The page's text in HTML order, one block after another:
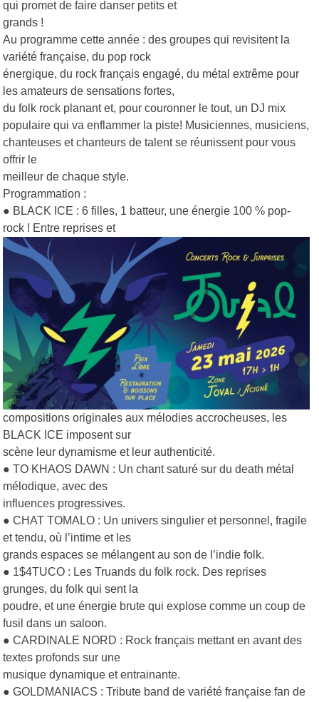
qui promet de faire danser petits et
grands !
Au programme cette année : des groupes qui revisitent la
variété française, du pop rock
énergique, du rock français engagé, du métal extrême pour
les amateurs de sensations fortes,
du folk rock planant et, pour couronner le tout, un DJ mix
populaire qui va enflammer la piste! Musiciennes, musiciens,
chanteuses et chanteurs de talent se réunissent pour vous
offrir le
meilleur de chaque style.
Programmation :
● BLACK ICE : 6 filles, 1 batteur, une énergie 100 % pop-
rock ! Entre reprises et
compositions originales aux mélodies accrocheuses, les
BLACK ICE imposent sur
scène leur dynamisme et leur authenticité.
● TO KHAOS DAWN : Un chant saturé sur du death métal
mélodique, avec des
influences progressives.
● CHAT TOMALO : Un univers singulier et personnel, fragile
et tendu, où l’intime et les
grands espaces se mélangent au son de l’indie folk.
● 1$4TUCO : Les Truands du folk rock. Des reprises
grunges, du folk qui sent la
poudre, et une énergie brute qui explose comme un coup de
fusil dans un saloon.
● CARDINALE NORD : Rock français mettant en avant des
textes profonds sur une
musique dynamique et entrainante.
● GOLDMANIACS : Tribute band de variété française fan de